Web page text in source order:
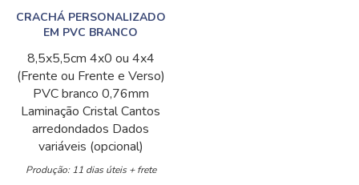
CRACHÁ PERSONALIZADO
EM PVC BRANCO
8,5x5,5cm 4x0 ou 4x4
(Frente ou Frente e Verso)
PVC branco 0,76mm
Laminação CristalCantos
arredondados Dados
variáveis (opcional)
Produção: 11 dias úteis + frete